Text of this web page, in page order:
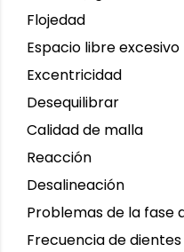
Flojedad
Espacio libre excesivo
Excentricidad
Desequilibrar
Calidad de malla
Reacción
Desalineación
Problemas de la fase
Frecuencia de